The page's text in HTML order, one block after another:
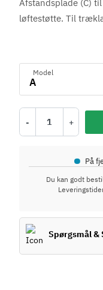
Afstandsplade (C)
løftestøtte. Til
Model
- +
• På
Du kan godt
Spørgsmål &